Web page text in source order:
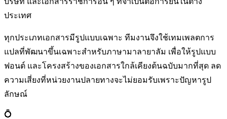
ประเทศ
ทุกประเภทเอกสารมีรูปแบบเฉพาะ ทีมงานจึงใช้เทมเพลตการ
แปลที่พัฒนาขึ้นเฉพาะสำหรับภาษามาลายาลัม เพื่อให้รูปแบบ
ฟอนต์ และโครงสร้างของเอกสารใกล้เคียงต้นฉบับมากที่สุด ลด
ความเสี่ยงที่หน่วยงานปลายทางจะไม่ยอมรับเพราะปัญหารูป
ลักษณ์
💍